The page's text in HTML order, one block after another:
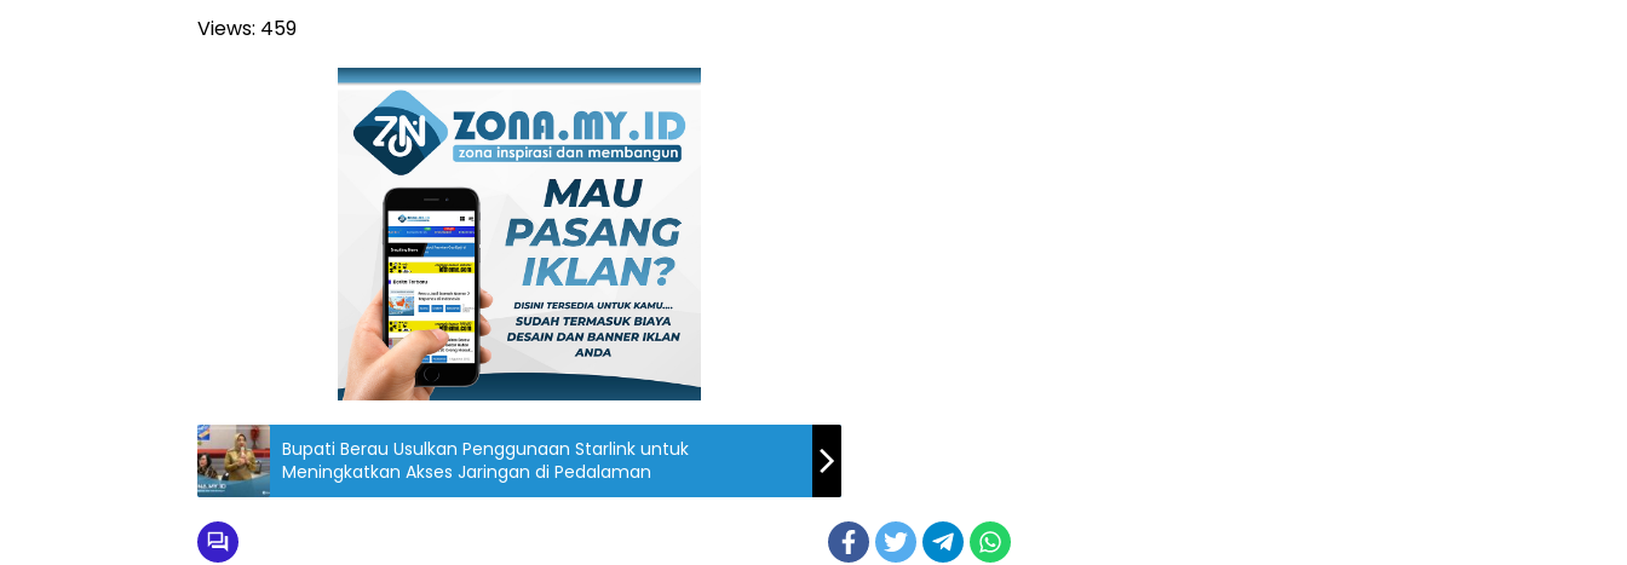
Views: 459
Bupati Berau Usulkan Penggunaan Starlink untuk
Meningkatkan Akses Jaringan di Pedalaman